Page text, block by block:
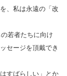
、私は永遠の「改
若者たちに向け
セージを頂戴でき
すばらしい」とか